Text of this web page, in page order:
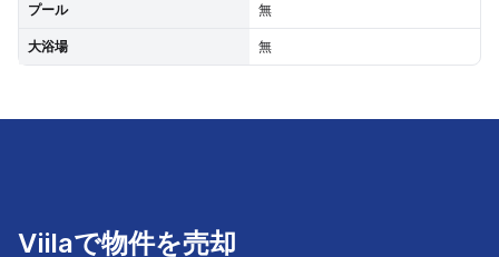
プール 無
大浴場 無
Viilaで物件を売却